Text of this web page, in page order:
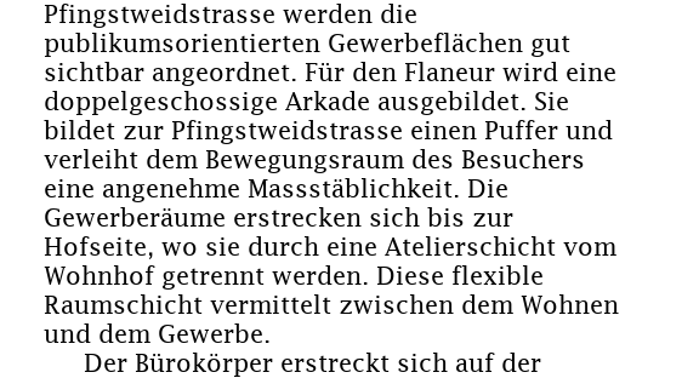
Pfingstweidstrasse werden die
publikumsorientierten Gewerbeflächen gut
sichtbar angeordnet. Für den Flaneur wird eine
doppelgeschossige Arkade ausgebildet. Sie
bildet zur Pfingstweidstrasse einen Puffer und
verleiht dem Bewegungsraum des Besuchers
eine angenehme Massstäblichkeit. Die
Gewerberäume erstrecken sich bis zur
Hofseite, wo sie durch eine Atelierschicht vom
Wohnhof getrennt werden. Diese flexible
Raumschicht vermittelt zwischen dem Wohnen
und dem Gewerbe.
Der Bürokörper erstreckt sich auf der